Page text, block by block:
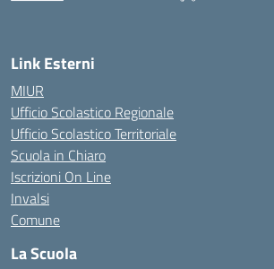
Link Esterni
MIUR
Ufficio Scolastico Regionale
Ufficio Scolastico Territoriale
Scuola in Chiaro
Iscrizioni On Line
Invalsi
Comune
La Scuola